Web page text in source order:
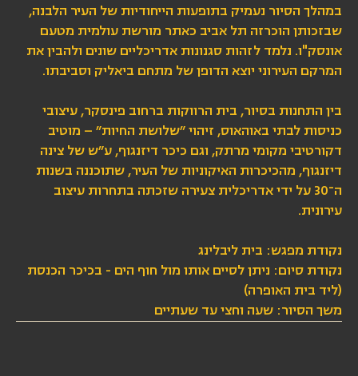
במהלך הסיור נעמיק בתופעות הייחודיות של העיר הלבנה,
שבזכותן הוכרזה תל אביב כאתר מורשת עולמית מטעם
אונסק"ו. נלמד לזהות סגנונות אדריכליים שונים ולהבין את
המרקם העירוני יוצא הדופן של מתחם ביאליק וסביבתו.
בין התחנות בסיור, בית הרווקות ברחוב פינסקר, עיצובי
כניסות לבתי באוהאוס, זיהוי ״שלושת החיות״ – מוטיב
דקורטיבי מקומי מרתק, וגם כיכר דיזנגוף, ע״ש של צינה
דיזנגוף, מהכיכרות האיקוניות של העיר, שתוכננה בשנות
ה־30 על ידי אדריכלית צעירה שזכתה בתחרות עיצוב
עירונית.
נקודת מפגש: בית ליבלינג
נקודת סיום: ניתן לסיים אותו מול חוף הים - בכיכר הכנסת
(ליד בית האופרה)
משך הסיור: שעה וחצי עד שעתיים